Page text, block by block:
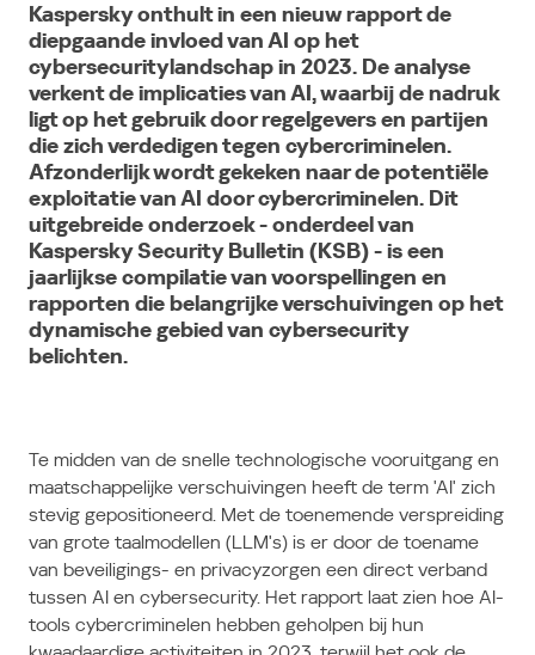
Kaspersky onthult in een nieuw rapport de
diepgaande invloed van AI op het
cybersecuritylandschap in 2023. De analyse
verkent de implicaties van AI, waarbij de nadruk
ligt op het gebruik door regelgevers en partijen
die zich verdedigen tegen cybercriminelen.
Afzonderlijk wordt gekeken naar de potentiële
exploitatie van AI door cybercriminelen. Dit
uitgebreide onderzoek - onderdeel van
Kaspersky Security Bulletin (KSB) - is een
jaarlijkse compilatie van voorspellingen en
rapporten die belangrijke verschuivingen op het
dynamische gebied van cybersecurity
belichten.
Te midden van de snelle technologische vooruitgang en
maatschappelijke verschuivingen heeft de term 'AI' zich
stevig gepositioneerd. Met de toenemende verspreiding
van grote taalmodellen (LLM's) is er door de toename
van beveiligings- en privacyzorgen een direct verband
tussen AI en cybersecurity. Het rapport laat zien hoe AI-
tools cybercriminelen hebben geholpen bij hun